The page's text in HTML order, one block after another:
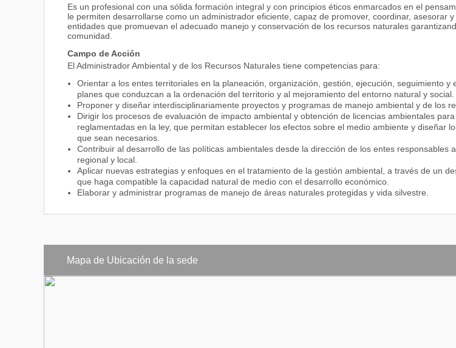
Es un profesional con una sólida formación integral y con principios éticos enmarcados en el
le permiten desarrollarse como un administrador eficiente, capaz de promover, coordinar, asesorar
entidades que promuevan el adecuado manejo y conservación de los recursos naturales
comunidad.
Campo de Acción
El Administrador Ambiental y de los Recursos Naturales tiene competencias para:
Orientar a los entes territoriales en la planeación, organización, gestión, ejecución, seguimiento y
planes que conduzcan a la ordenación del territorio y al mejoramiento del entorno natural y social.
Proponer y diseñar interdisciplinariamente proyectos y programas de manejo ambiental y de los
Dirigir los procesos de evaluación de impacto ambiental y obtención de licencias ambientales
reglamentadas en la ley, que permitan establecer los efectos sobre el medio ambiente y diseñar
que sean necesarios.
Contribuir al desarrollo de las políticas ambientales desde la dirección de los entes responsables
regional y local.
Aplicar nuevas estrategias y enfoques en el tratamiento de la gestión ambiental, a través de un
que haga compatible la capacidad natural de medio con el desarrollo económico.
Elaborar y administrar programas de manejo de áreas naturales protegidas y vida silvestre.
Mapa de Ubicación de la sede